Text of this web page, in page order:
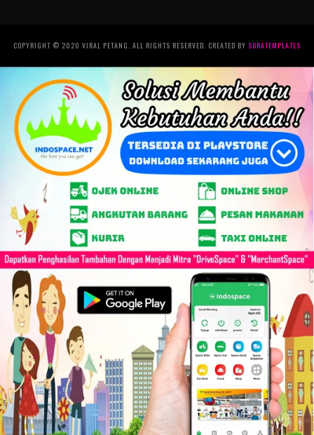
COPYRIGHT © 2020 VIRAL PETANG. ALL RIGHTS RESERVED. CREATED BY SORATEMPLATES